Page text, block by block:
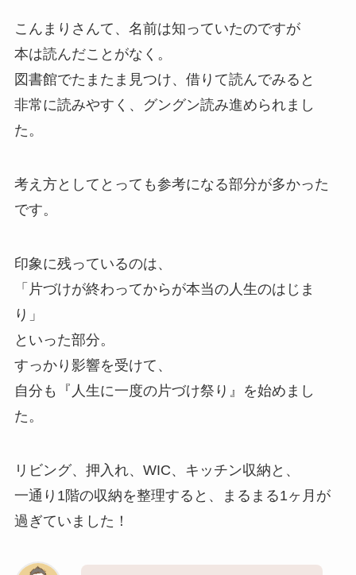
こんまりさんて、名前は知っていたのですが
本は読んだことがなく。
図書館でたまたま見つけ、借りて読んでみると
非常に読みやすく、グングン読み進められまし
た。
考え方としてとっても参考になる部分が多かった
です。
印象に残っているのは、
「片づけが終わってからが本当の人生のはじま
り」
といった部分。
すっかり影響を受けて、
自分も『人生に一度の片づけ祭り』を始めまし
た。
リビング、押入れ、WIC、キッチン収納と、
一通り1階の収納を整理すると、まるまる1ヶ月が
過ぎていました！